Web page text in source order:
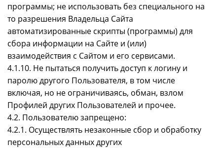
программы; не использовать без специального на
то разрешения Владельца Сайта
автоматизированные скрипты (программы) для
сбора информации на Сайте и (или)
взаимодействия с Сайтом и его сервисами.
4.1.10. Не пытаться получить доступ к логину и
паролю другого Пользователя, в том числе
включая, но не ограничиваясь, обман, взлом
Профилей других Пользователей и прочее.
4.2. Пользователю запрещено:
4.2.1. Осуществлять незаконные сбор и обработку
персональных данных других